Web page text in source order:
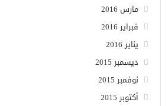
مارس 2016
فبراير 2016
يناير 2016
ديسمبر 2015
نوفمبر 2015
أكتوبر 2015